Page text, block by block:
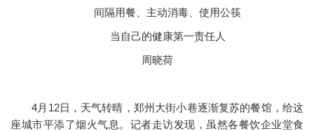
间隔用餐、主动消毒、使用公筷
当自己的健康第一责任人
周晓荷
4月12日，天气转晴，郑州大街小巷逐渐复苏的餐馆，给这
座城市平添了烟火气息。记者走访发现，虽然各餐饮企业堂食